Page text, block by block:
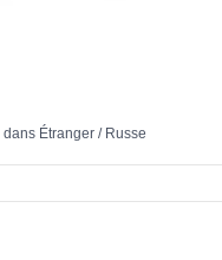
dans Étranger/ Russe